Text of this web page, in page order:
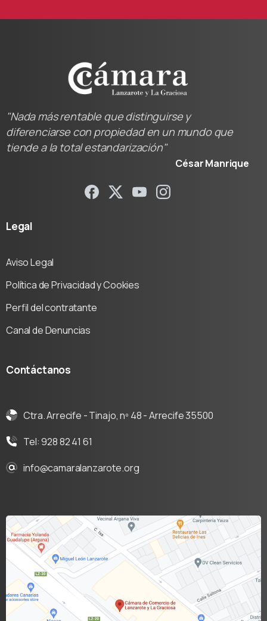
"Nada más rentable que distinguirse y
diferenciarse con propiedad en un mundo que
tiende a la total estandarización"
César Manrique
Legal
Aviso Legal
Política de Privacidad y Cookies
Perfil del contratante
Canal de Denuncias
Contáctanos
Ctra. Arrecife - Tinajo, nº 48 - Arrecife 35500
Tel: 928 82 41 61
info@camaralanzarote.org